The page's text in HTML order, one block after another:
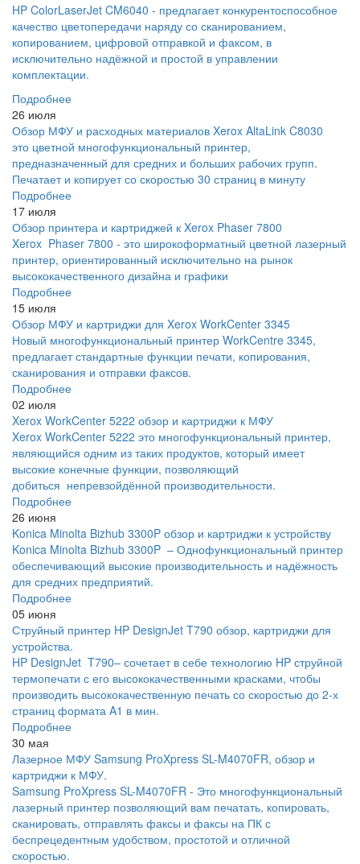
HP ColorLaserJet CM6040 - предлагает конкурентоспособное
качество цветопередачи наряду со сканированием,
копированием, цифровой отправкой и факсом, в
исключительно надёжной и простой в управлении
комплектации.
Подробнее
26 июля
Обзор МФУ и расходных материалов Xerox AltaLink C8030
это цветной многофункциональный принтер,
предназначенный для средних и больших рабочих групп.
Печатает и копирует со скоростью 30 страниц в минуту
Подробнее
17 июля
Обзор принтера и картриджей к Xerox Phaser 7800
Xerox Phaser 7800 - это широкоформатный цветной лазерный
принтер, ориентированный исключительно на рынок
высококачественного дизайна и графики
Подробнее
15 июля
Обзор МФУ и картриджи для Xerox WorkCenter 3345
Новый многофункциональный принтер WorkCentre 3345,
предлагает стандартные функции печати, копирования,
сканирования и отправки факсов.
Подробнее
02 июля
Xerox WorkCenter 5222 обзор и картриджи к МФУ
Xerox WorkCenter 5222 это многофункциональный принтер,
являющийся одним из таких продуктов, который имеет
высокие конечные функции, позволяющий
добиться непревзойдённой производительности.
Подробнее
26 июня
Konica Minolta Bizhub 3300P обзор и картриджи к устройству
Konica Minolta Bizhub 3300P – Однофункциональный принтер
обеспечивающий высокие производительность и надёжность
для средних предприятий.
Подробнее
05 июня
Струйный принтер HP DesignJet T790 обзор, картриджи для
устройства.
HP DesignJet T790– сочетает в себе технологию HP струйной
термопечати с его высококачественными красками, чтобы
производить высококачественную печать со скоростью до 2-х
страниц формата A1 в мин.
Подробнее
30 мая
Лазерное МФУ Samsung ProXpress SL-M4070FR, обзор и
картриджи к МФУ.
Samsung ProXpress SL-M4070FR - Это многофункциональный
лазерный принтер позволяющий вам печатать, копировать,
сканировать, отправлять факсы и факсы на ПК с
беспрецедентным удобством, простотой и отличной
скоростью.